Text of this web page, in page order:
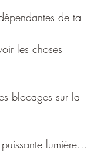
de ta
les choses
blocages sur la
lumière...